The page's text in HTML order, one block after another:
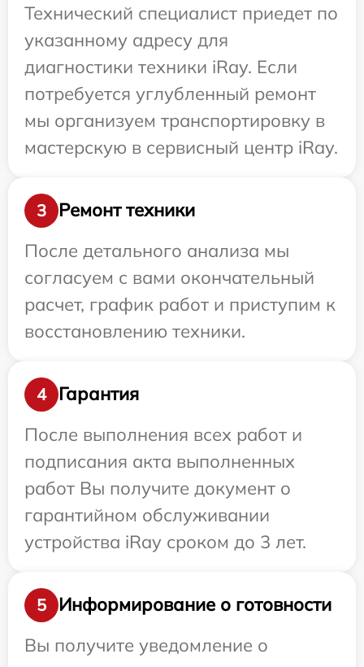
Технический специалист приедет по
указанному адресу для
диагностики техники iRay. Если
потребуется углубленный ремонт
мы организуем транспортировку в
мастерскую в сервисный центр iRay.
3
Ремонт техники
После детального анализа мы
согласуем с вами окончательный
расчет, график работ и приступим к
восстановлению техники.
4
Гарантия
После выполнения всех работ и
подписания акта выполненных
работ Вы получите документ о
гарантийном обслуживании
устройства iRay сроком до 3 лет.
5
Информирование о готовности
Вы получите уведомление о